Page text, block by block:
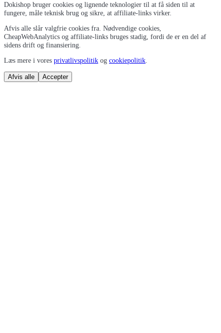
Dokishop bruger cookies og lignende teknologier til at få siden til at
fungere, måle teknisk brug og sikre, at affiliate-links virker.
Afvis alle slår valgfrie cookies fra. Nødvendige cookies,
CheapWebAnalytics og affiliate-links bruges stadig, fordi de er en del af
sidens drift og finansiering.
Læs mere i vores privatlivspolitik og cookiepolitik
Afvis alle Accepter